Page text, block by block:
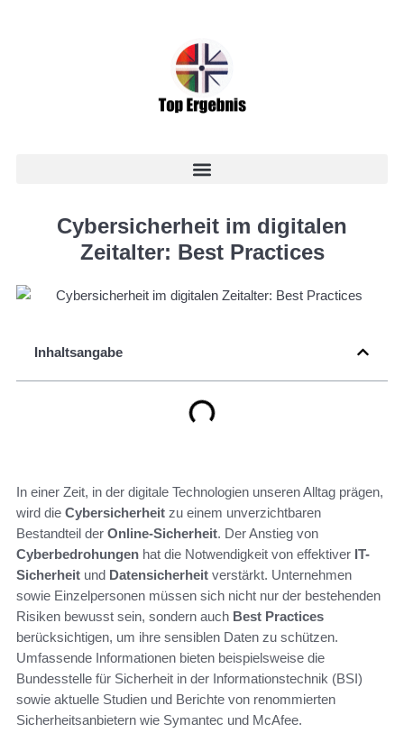
Cybersicherheit im digitalen
Zeitalter: Best Practices
Inhaltsangabe
In einer Zeit, in der digitale Technologien unseren Alltag prägen,
wird die Cybersicherheit zu einem unverzichtbaren
Bestandteil der Online-Sicherheit. Der Anstieg von
Cyberbedrohungen hat die Notwendigkeit von effektiver IT-
Sicherheit und Datensicherheit verstärkt. Unternehmen
sowie Einzelpersonen müssen sich nicht nur der bestehenden
Risiken bewusst sein, sondern auch Best Practices
berücksichtigen, um ihre sensiblen Daten zu schützen.
Umfassende Informationen bieten beispielsweise die
Bundesstelle für Sicherheit in der Informationstechnik (BSI)
sowie aktuelle Studien und Berichte von renommierten
Sicherheitsanbietern wie Symantec und McAfee.